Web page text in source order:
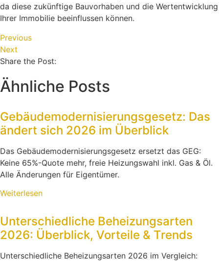
da diese zukünftige Bauvorhaben und die Wertentwicklung
Ihrer Immobilie beeinflussen können.
Previous
Next
Share the Post:
Ähnliche Posts
Gebäudemodernisierungsgesetz: Das
ändert sich 2026 im Überblick
Das Gebäudemodernisierungsgesetz ersetzt das GEG:
Keine 65%-Quote mehr, freie Heizungswahl inkl. Gas & Öl.
Alle Änderungen für Eigentümer.
Weiterlesen
Unterschiedliche Beheizungsarten
2026: Überblick, Vorteile & Trends
Unterschiedliche Beheizungsarten 2026 im Vergleich: